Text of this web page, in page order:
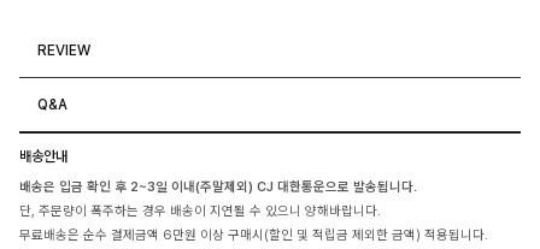
REVIEW
Q&A
배송안내
배송은 입금 확인 후 2~3일 이내(주말제외) CJ 대한통운으로 발송됩니다.
단, 주문량이 폭주하는 경우 배송이 지연될 수 있으니 양해바랍니다.
무료배송은 순수 결제금액 6만원 이상 구매시(할인 및 적립금 제외한 금액) 적용됩니다.